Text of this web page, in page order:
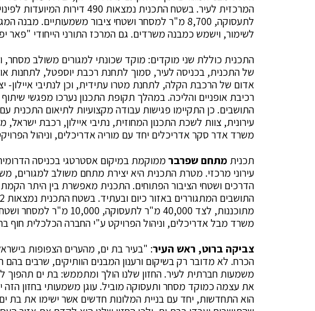
לתעסוקה, 8,700 מ"ר למסחר ושטחי ציבור משמעותיים.
לשימור, וישמש כמבנה משרדים. גם המרכז התורני הייחודי "פאר
התכנית כוללת שני מוקדים: מוקד שכונתי למגורים משולב מסחר,
של התכנית, בכניסה לעיר, סמוך לתחנת רכבת יוספטל, לתחנות
אדום של הרכבת הקלה, לתחנת מטרו עתידית, וכן לנתיבי איילון-
רכיבת אופניים והליכה. במהלך תקופת התכנון נערכו מפגשי
התושבים. כן התקיימו פגישות עבודה מקצועיות לתיאום התכנית
עירונית, צוות לשכת התכנון המחוזית, נתיבי איילון, רכבת
משרד אדר סקר אדריכלים יחד עם מוריה אדריכלים, וניהול
תכנית מתחם שפרבר ממוקמת במיקום אסטרטגי בכניסה
עירוני מרכזי. מטרת התכנית היא יצירת מתחם משולב למגורים,
הדרכים ושטחי הציבור הפתוחים. התכנית מאפשרת בין היתר
מתוכננות, לצד 40,000 מ"ר
משרד מבל אדריכלים, וניהול הפרויקט ע"י החברה הכלכלית חוף
צביקה ברוט, ראש העיר: "בעיר בת ים, מהערים הצפופות
הכרח. לא מדובר רק בשיקום ורענון המבנים הוותיקים, שרבים
משמעות חברתית לעיר. החזון שלנו הולך ומתממש: בת ים
את עצמה כמוקד מסחר ותעסוקה מוביל. עוגן משמעותי בחזון
הוא התחדשות, יחד עם בניית המלונות חדשים אשר ישימו את בת